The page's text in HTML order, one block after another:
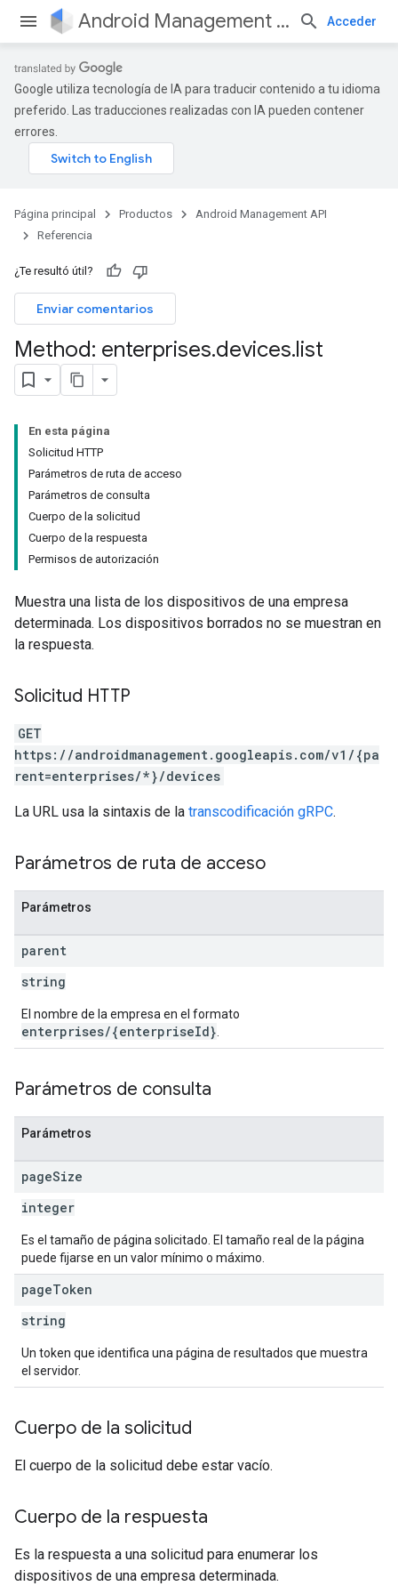
Android Management API Acceder
Google utiliza tecnología de IA para traducir contenido a tu idioma
preferido. Las traducciones realizadas con IA pueden contener
errores.
Página principal Productos
Android Management API
Referencia
¿Te resultó útil?
Enviar comentarios
Method: enterprises.devices.list
En esta página
Solicitud HTTP
Parámetros de ruta de acceso
Parámetros de consulta
Cuerpo de la solicitud
Cuerpo de la respuesta
Permisos de autorización
Muestra una lista de los dispositivos de una empresa
determinada. Los dispositivos borrados no se muestran en
la respuesta.
Solicitud HTTP
GET
https://androidmanagement.googleapis.com/v1/{pa
rent=enterprises/*}/devices
La URL usa la sintaxis de la transcodificación gRPC.
Parámetros de ruta de acceso
Parámetros
parent
string
El nombre de la empresa en el formato
enterprises/{enterpriseId}
Parámetros de consulta
Parámetros
pageSize
integer
Es el tamaño de página solicitado. El tamaño real de la página
puede fijarse en un valor mínimo o máximo.
pageToken
string
Un token que identifica una página de resultados que muestra
el servidor.
Cuerpo de la solicitud
El cuerpo de la solicitud debe estar vacío.
Cuerpo de la respuesta
Es la respuesta a una solicitud para enumerar los
dispositivos de una empresa determinada.